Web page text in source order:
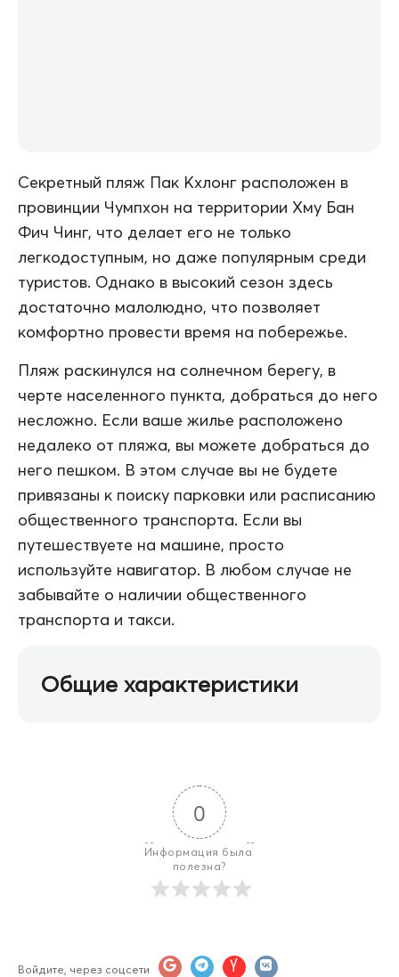
Секретный пляж Пак Кхлонг расположен в
провинции Чумпхон на территории Хму Бан
Фич Чинг, что делает его не только
легкодоступным, но даже популярным среди
туристов. Однако в высокий сезон здесь
достаточно малолюдно, что позволяет
комфортно провести время на побережье.
Пляж раскинулся на солнечном берегу, в
черте населенного пункта, добраться до него
несложно. Если ваше жилье расположено
недалеко от пляжа, вы можете добраться до
него пешком. В этом случае вы не будете
привязаны к поиску парковки или расписанию
общественного транспорта. Если вы
путешествуете на машине, просто
используйте навигатор. В любом случае не
забывайте о наличии общественного
транспорта и такси.
Общие характеристики
0
Информация была
полезна?
Войдите, через соцсети